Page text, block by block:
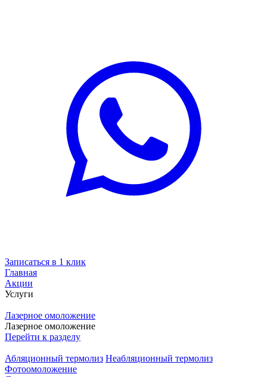
Записаться в 1 клик
Главная
Акции
Услуги
Лазерное омоложение
Лазерное омоложение
Перейти к разделу
Абляционный термолиз Неабляционный термолиз
Фотоомоложение